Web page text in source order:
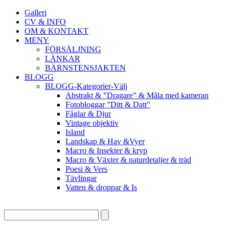
Galleri
CV & INFO
OM & KONTAKT
MENY
FÖRSÄLJNING
LÄNKAR
BÄRNSTENSJAKTEN
BLOGG
BLOGG-Kategorier-Välj
Abstrakt & ”Dragare” & Måla med kameran
Fotobloggar ”Ditt & Datt”
Fåglar & Djur
Vintage objektiv
Island
Landskap & Hav &Vyer
Macro & Insekter & kryp
Macro & Växter & naturdetaljer & träd
Poesi & Vers
Tävlingar
Vatten & droppar & Is